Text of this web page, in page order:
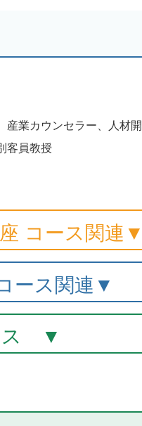
業カウンセラー、人材
客員教授
コース関連▼
ース関連▼
ス ▼